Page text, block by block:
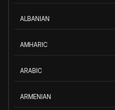
ALBANIAN
AMHARIC
ARABIC
ARMENIAN